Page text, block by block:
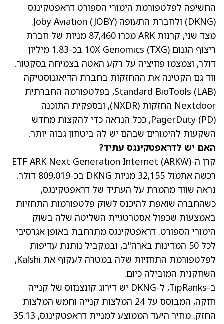
החשיפה לפלטפורמת הימורי הספורט דראפטקינגס
(DKNG)
ולחברת התעופה Joby Aviation (JOBY)
.
מצד שני, קרנות ARK מכרו 87,460 מניות של חברת
ריצוף הגנום 10X Genomics (TXG)
בכ-1.83 מיליון
דולר, וצמצמו פוזיציה על רקע האטה בצמיחה בסקטור.
ווד גם הקטינה את ההחזקות בחברת הדיאגנוסטיקה
Standard BioTools (LAB)
, בפלטפורמה החברתית
Nextdoor החזקות
(NXDR)
, ובספקית התוכנה
PagerDuty (PD)
, ככל הנראה כדי להקצות מחדש
השקעות להימורים שבהם יש לה ביטחון גבוה יותר.
האם יש לדראפטקינגס עתיד?
קרן ה-ETF ARK Next Generation Internet (ARKW)
רכשה אתמול 32,155 מניות DKNG בכ-809,019 דולר.
נראה שווד מהמרת על העתיד של דראפטקינגס,
כשהחברה שואפת להיכנס לשוק פלטפורמות התחזיות
באמצעות שכפול אסטרטגיית השליטה שלה בשוק
הימורי הספורט. דראפטקינגס מתרחבת באופן אגרסיבי
לכל 50 המדינות בארה"ב, ובמקביל נותנת עדיפות
לפלטפורמת התחזיות שלה במטרה לעקוף את Kalshi,
השחקנית המובילה כיום.
ב-TipRanks, ל-DKNG יש דירוג קונצנזוס של קנייה
חזקה, המבוסס על 24 המלצות קנייה וחמש המלצות
החזק.
מחיר היעד הממוצע למניית דראפטקינגס, 35.13